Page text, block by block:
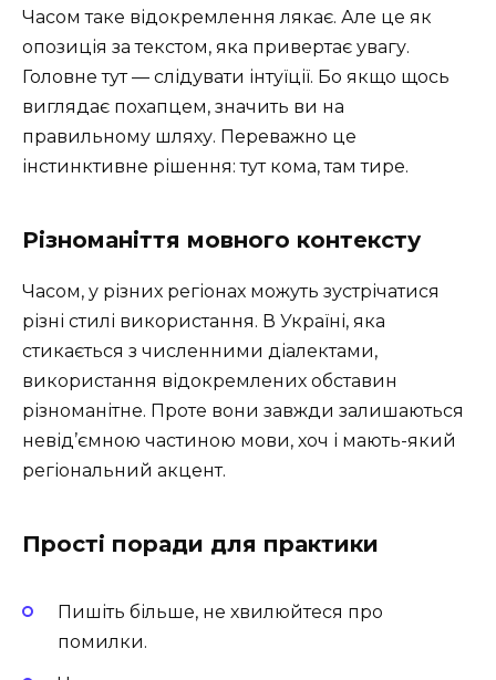
Часом таке відокремлення лякає. Але це як
опозиція за текстом, яка привертає увагу.
Головне тут — слідувати інтуїції. Бо якщо щось
виглядає похапцем, значить ви на
правильному шляху. Переважно це
інстинктивне рішення: тут кома, там тире.
Різноманіття мовного контексту
Часом, у різних регіонах можуть зустрічатися
різні стилі використання. В Україні, яка
стикається з численними діалектами,
використання відокремлених обставин
різноманітне. Проте вони завжди залишаються
невід’ємною частиною мови, хоч і мають-який
регіональний акцент.
Прості поради для практики
Пишіть більше, не хвилюйтеся про
помилки.